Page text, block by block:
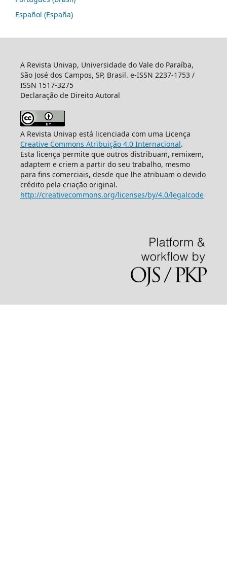
Español (España)
A Revista Univap, Universidade do Vale do Paraíba,
São José dos Campos, SP, Brasil. e-ISSN 2237-1753 /
ISSN 1517-3275
Declaração de Direito Autoral
A Revista Univap está licenciada com uma Licença
Creative Commons Atribuição 4.0 Internacional.
Esta licença permite que outros distribuam, remixem,
adaptem e criem a partir do seu trabalho, mesmo
para fins comerciais, desde que lhe atribuam o devido
crédito pela criação original.
http://creativecommons.org/licenses/by/4.0/legalcode